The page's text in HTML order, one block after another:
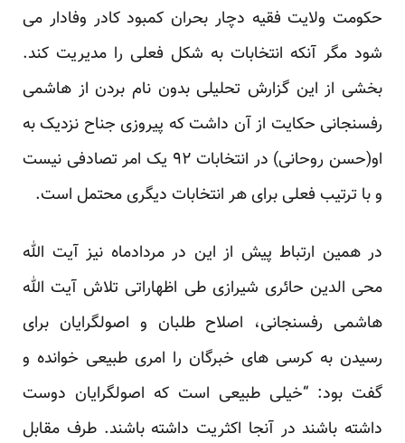
حکومت ولایت فقیه دچار بحران کمبود کادر وفادار می
شود مگر آنکه انتخابات به شکل فعلی را مدیریت کند.
بخشی از این گزارش تحلیلی بدون نام بردن از هاشمی
رفسنجانی حکایت از آن داشت که پیروزی جناح نزدیک به
او(حسن روحانی) در انتخابات ۹۲ یک امر تصادفی نیست
و با ترتیب فعلی برای هر انتخابات دیگری محتمل است.
در همین ارتباط پیش از این در مردادماه نیز آیت الله
محی الدین حائری شیرازی طی اظهاراتی تلاش آیت الله
هاشمی رفسنجانی، اصلاح طلبان و اصولگرایان برای
رسیدن به کرسی های خبرگان را امری طبیعی خوانده و
گفت بود: “خیلی طبیعی است که اصولگرایان دوست
داشته باشند در آنجا اکثریت داشته باشند. طرف مقابل